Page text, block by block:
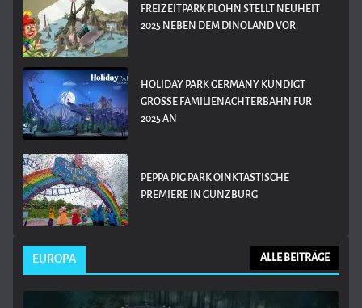
FREIZEITPARK PLOHN STELLT NEUHEIT
2025 NEBEN DEM DINOLAND VOR.
HOLIDAY PARK GERMANY KÜNDIGT
GROSSE FAMILIENACHTERBAHN FÜR 2
025 AN
PEPPA PIG PARK OINKTASTISCHE
PREMIERE IN GÜNZBURG
EUROPA ALLE BEITRÄGE